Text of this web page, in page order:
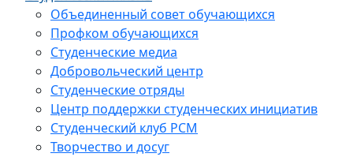
Объединенный совет обучающихся
Профком обучающихся
Студенческие медиа
Добровольческий центр
Студенческие отряды
Центр поддержки студенческих инициатив
Студенческий клуб РСМ
Творчество и досуг